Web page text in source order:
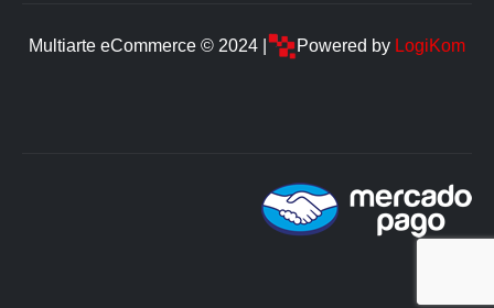
Multiarte eCommerce © 2024 | Powered by LogiKom